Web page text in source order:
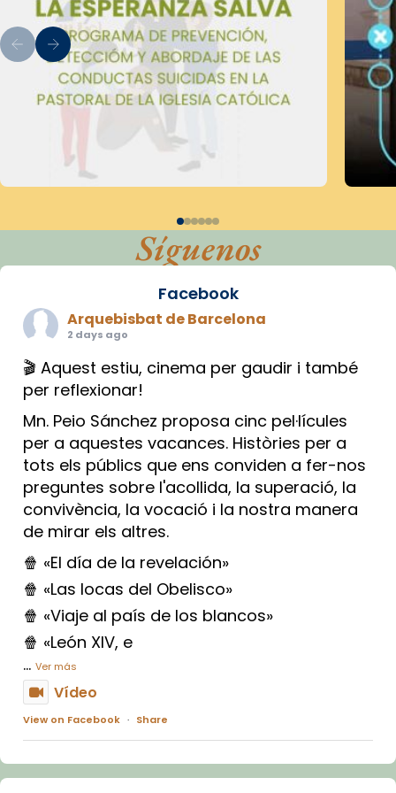
Síguenos
Facebook
Arquebisbat de Barcelona
2 days ago
🎬 Aquest estiu, cinema per gaudir i també
per reflexionar!
Mn. Peio Sánchez proposa cinc pel·lícules
per a aquestes vacances. Històries per a
tots els públics que ens conviden a fer-nos
preguntes sobre l'acollida, la superació, la
convivència, la vocació i la nostra manera
de mirar els altres.
🍿 «El día de la revelación»
🍿 «Las locas del Obelisco»
🍿 «Viaje al país de los blancos»
🍿 «León XIV, e
... Ver más
Vídeo
View on Facebook · Share
Arquebisbat de Barcelona